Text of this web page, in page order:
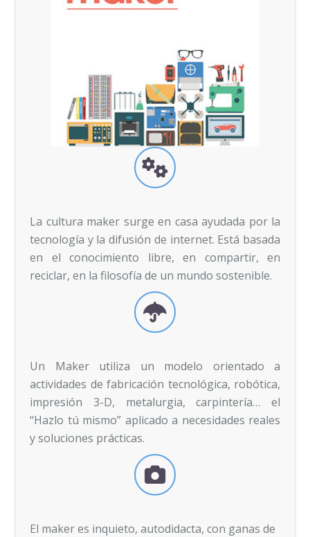
La cultura maker surge en casa ayudada por la
tecnología y la difusión de internet. Está basada
en el conocimiento libre, en compartir, en
reciclar, en la filosofía de un mundo sostenible.
Un Maker utiliza un modelo orientado a
actividades de fabricación tecnológica, robótica,
impresión 3-D, metalurgia, carpintería… el
“Hazlo tú mismo” aplicado a necesidades reales
y soluciones prácticas.
El maker es inquieto, autodidacta, con ganas de